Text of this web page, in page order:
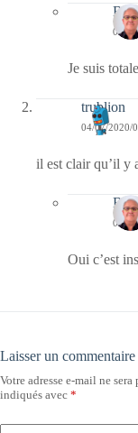
06/
Je suis
trublion
04/07/2020/
il est clair qu’il y
04/
Oui c’est
Laisser un commentaire
Votre adresse e-mail ne sera
indiqués avec *